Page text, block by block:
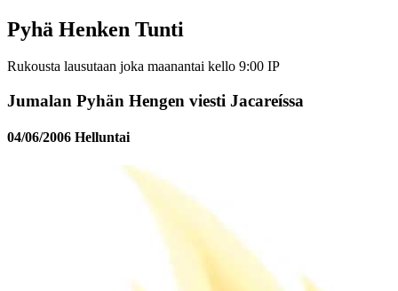
Pyhä Henken Tunti
Rukousta lausutaan joka maanantai kello 9:00 IP
Jumalan Pyhän Hengen viesti Jacareíssa
04/06/2006 Helluntai